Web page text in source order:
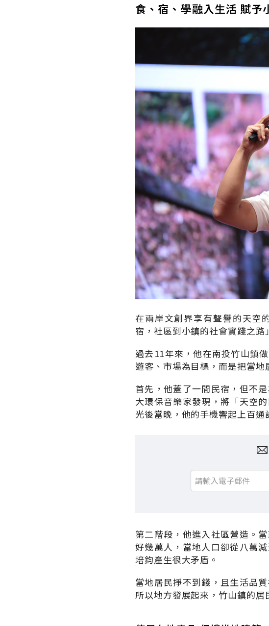
食、宿、學融入生活 賦予
在兩岸文創界享有聲譽的天
宿，社區到小鎮的社會實踐之路
過去11年來，他在南投竹山鎮
遊客、市場為目標，而是把當地
首先，他蓋了一間民宿，但不
大環保音樂家發現，將「天空
光後當晚，他的手機響起上百
第二階段，他進入社區營造。
好幾萬人，當地人口卻從八萬
培鈞產生很大矛盾。
當地居民掙不到錢，且生活品
所以地方發展起來，竹山鎮的居